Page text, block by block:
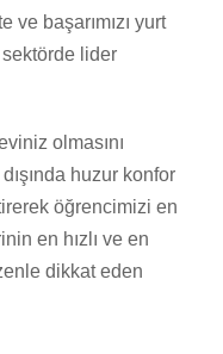
başarımızı yurt
lider
olmasını
huzur konfor
öğrencimizi en
en hızlı ve en
dikkat eden